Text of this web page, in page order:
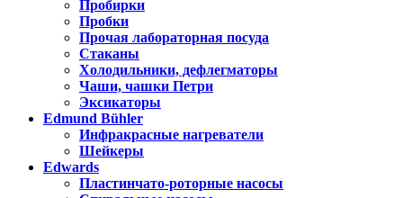
Пробирки
Пробки
Прочая лабораторная посуда
Стаканы
Холодильники, дефлегматоры
Чаши, чашки Петри
Эксикаторы
Edmund Bühler
Инфракрасные нагреватели
Шейкеры
Edwards
Пластинчато-роторные насосы